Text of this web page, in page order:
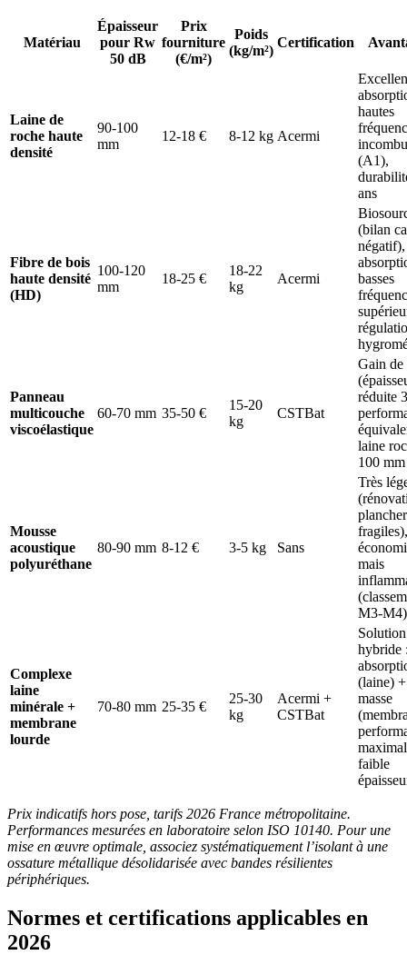
Matériau
Épaisseur
pour Rw
50 dB
Prix
fourniture
(€/m²)
Poids
(kg/m²)
Certification
Laine de
roche haute
densité
90-100
mm
12-18 € 8-12 kg Acermi
hautes
(A1),
ans
Fibre de bois
haute densité
(HD)
100-120
mm
18-25 €
18-22
kg
Acermi
(bilan
négatif),
basses
Panneau
multicouche
viscoélastique
60-70 mm 35-50 €
15-20
kg
CSTBat
Gain de
réduite
laine
100 mm
Mousse
acoustique
polyuréthane
80-90 mm 8-12 € 3-5 kg Sans
Très
fragiles),
mais
M3-M4)
Complexe
laine
minérale +
membrane
lourde
70-80 mm 25-35 €
25-30
kg
Acermi +
CSTBat
Solution
hybride
(laine) +
masse
faible
Prix indicatifs hors pose, tarifs 2026 France métropolitaine.
Performances mesurées en laboratoire selon ISO 10140. Pour une
mise en œuvre optimale, associez systématiquement l’isolant à une
ossature métallique désolidarisée avec bandes résilientes
périphériques.
Normes et certifications applicables en
2026